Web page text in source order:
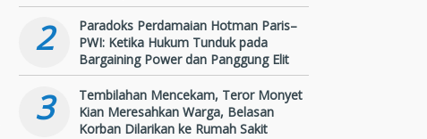
2
Paradoks Perdamaian Hotman Paris–
PWI: Ketika Hukum Tunduk pada
Bargaining Power dan Panggung Elit
3
Tembilahan Mencekam, Teror Monyet
Kian Meresahkan Warga, Belasan
Korban Dilarikan ke Rumah Sakit